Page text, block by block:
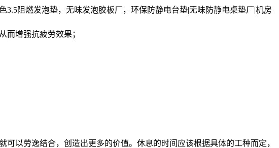
阻燃发泡垫，无味发泡胶板厂，环保防静电台垫|无味防静电桌垫厂|机房
而增强抗疲劳效果；
以劳逸结合，创造出更多的价值。休息的时间应该根据具体的工种而定，